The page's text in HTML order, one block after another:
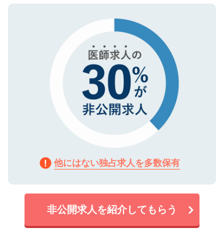
で、機密保持に関してもご安心ください。
ので、まずはご登録ください。
他にはない独占求人を多数保有
非公開求人を紹介してもらう